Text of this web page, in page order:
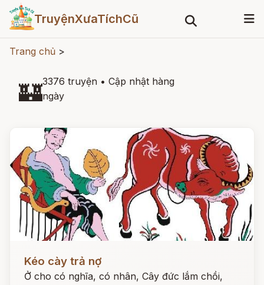
TruyệnXưaTíchCũ
Trang chủ >
🏰3376 truyện • Cập nhật hàng
ngày
Kéo cày trả nợ
Ở cho có nghĩa, có nhân, Cây đức lắm chồi,